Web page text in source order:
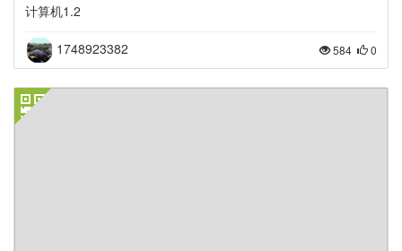
计算机1.2
1748923382 584 0